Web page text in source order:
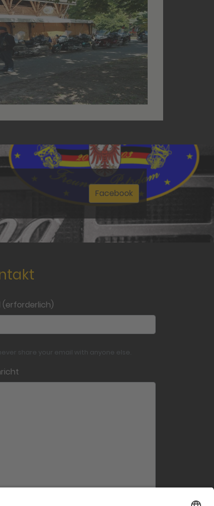
Facebook
(erforderlich)
share your email with anyone else.